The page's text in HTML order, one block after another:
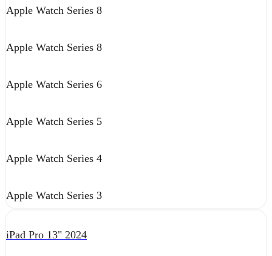
Apple Watch Series 8
Apple Watch Series 8
Apple Watch Series 6
Apple Watch Series 5
Apple Watch Series 4
Apple Watch Series 3
iPad Pro 13" 2024